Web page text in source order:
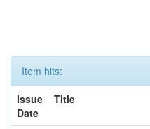
Item hits:
Issue
Date
Title